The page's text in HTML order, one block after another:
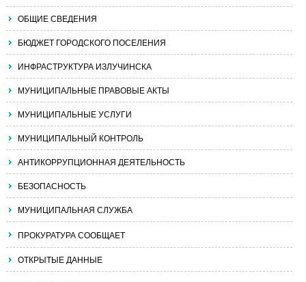
ОБЩИЕ СВЕДЕНИЯ
БЮДЖЕТ ГОРОДСКОГО ПОСЕЛЕНИЯ
ИНФРАСТРУКТУРА ИЗЛУЧИНСКА
МУНИЦИПАЛЬНЫЕ ПРАВОВЫЕ АКТЫ
МУНИЦИПАЛЬНЫЕ УСЛУГИ
МУНИЦИПАЛЬНЫЙ КОНТРОЛЬ
АНТИКОРРУПЦИОННАЯ ДЕЯТЕЛЬНОСТЬ
БЕЗОПАСНОСТЬ
МУНИЦИПАЛЬНАЯ СЛУЖБА
ПРОКУРАТУРА СООБЩАЕТ
ОТКРЫТЫЕ ДАННЫЕ